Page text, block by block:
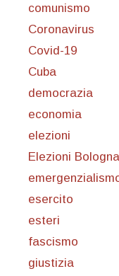
comunismo
Coronavirus
Covid-19
Cuba
democrazia
economia
elezioni
Elezioni Bologna
esercito
esteri
fascismo
giustizia